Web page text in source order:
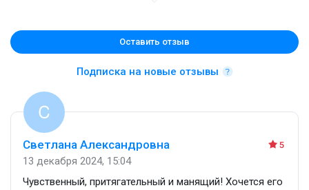
Оставить отзыв
Подписка на новые отзывы
5
Светлана Александровна
13 декабря 2024, 15:04
Чувственный, притягательный и манящий! Хочется его